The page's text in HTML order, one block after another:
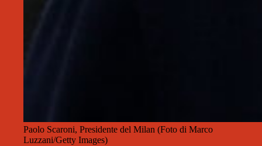
Paolo Scaroni, Presidente del Milan (Foto di Marco
Luzzani/Getty Images)